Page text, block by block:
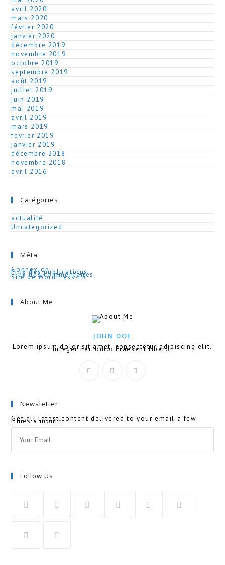
avril 2020
mars 2020
février 2020
janvier 2020
décembre 2019
novembre 2019
octobre 2019
septembre 2019
août 2019
juillet 2019
juin 2019
mai 2019
avril 2019
mars 2019
février 2019
janvier 2019
décembre 2018
novembre 2018
avril 2016
Catégories
actualité
Uncategorized
Méta
Connexion
Flux des publications
Flux des commentaires
Site de WordPress-FR
About Me
JOHN DOE
Lorem ipsum dolor sit amet, consectetur adipiscing elit.
Integer nec odio. Praesent libero.
Newsletter
Get all latest content delivered to your email a few
times a month.
Follow Us